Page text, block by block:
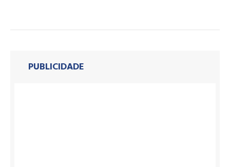
PUBLICIDADE